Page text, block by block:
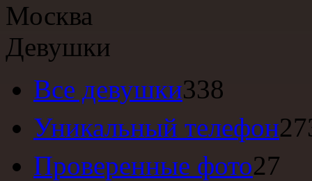
Москва
Девушки
Все девушки338
Уникальный телефон
Проверенные фото27